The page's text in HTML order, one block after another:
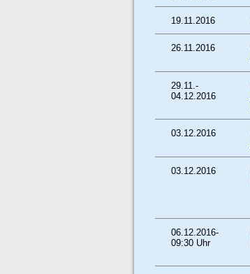
19.11.2016
26.11.2016
29.11.-
04.12.2016
03.12.2016
03.12.2016
06.12.2016-
09:30 Uhr